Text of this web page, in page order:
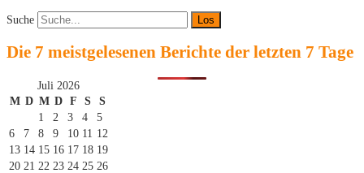
Suche
Die 7 meistgelesenen Berichte der letzten 7 Tage
Juli 2026
M D M D F S
S
1
2 3 4
5
6
7 8 9 10 11 12
13 14 15 16 17 18 19
20 21 22 23 24 25 26